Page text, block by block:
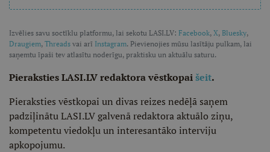
Izvēlies savu soctīklu platformu, lai sekotu LASI.LV: Facebook, X, Bluesky,
Draugiem, Threads vai arī Instagram. Pievienojies mūsu lasītāju pulkam, lai
saņemtu īpaši tev atlasītu noderīgu, praktisku un aktuālu saturu.
Pieraksties LASI.LV redaktora vēstkopaišeit.
Pieraksties vēstkopai un divas reizes nedēļā saņem
padziļinātu LASI.LV galvenā redaktora aktuālo ziņu,
kompetentu viedokļu un interesantāko interviju
apkopojumu.